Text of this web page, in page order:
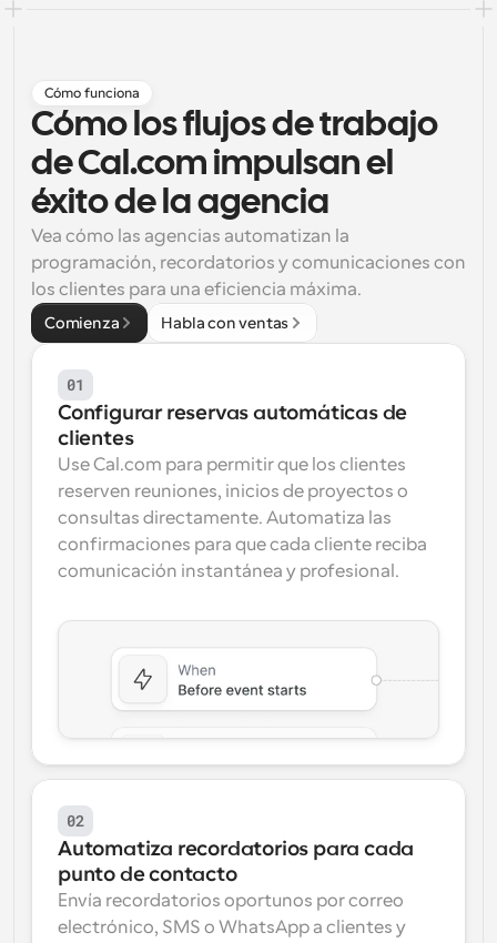
Programación potenciadda con llamadas
impulsadas por IA
Blog
Mantente al día con las últimas noticias y
actualizaciones
Reuniones Instantáneas
Reúnete con clientes en minutos
Enlaces de Grupo Dinámico
Reserva reuniones de forma fluida con varias personas
Recibe notificaciones cuando ocurra algo
Cómo funciona
Cómo los flujos de trabajo
de Cal.com impulsan el
éxito de la agencia
Vea cómo las agencias automatizan la
programación, recordatorios y comunicaciones con
los clientes para una eficiencia máxima.
Comienza Habla con ventas
01
Configurar reservas automáticas de
clientes
Use Cal.com para permitir que los clientes
reserven reuniones, inicios de proyectos o
consultas directamente. Automatiza las
confirmaciones para que cada cliente reciba
comunicación instantánea y profesional.
02
Automatiza recordatorios para cada
punto de contacto
Envía recordatorios oportunos por correo
electrónico, SMS o WhatsApp a clientes y